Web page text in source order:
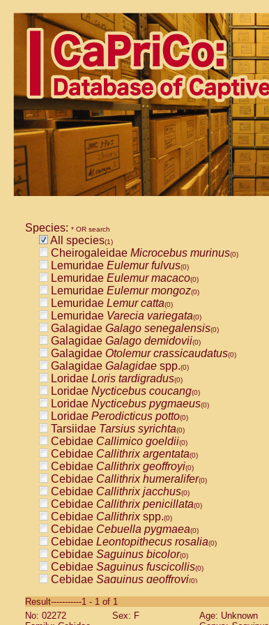
Species: * OR search
All species(1)
Cheirogaleidae Microcebus murinus(0)
Lemuridae Eulemur fulvus(0)
Lemuridae Eulemur macaco(0)
Lemuridae Eulemur mongoz(0)
Lemuridae Lemur catta(0)
Lemuridae Varecia variegata(0)
Galagidae Galago senegalensis(0)
Galagidae Galago demidovii(0)
Galagidae Otolemur crassicaudatus(0)
Galagidae Galagidae spp.(0)
Loridae Loris tardigradus(0)
Loridae Nycticebus coucang(0)
Loridae Nycticebus pygmaeus(0)
Loridae Perodicticus potto(0)
Tarsiidae Tarsius syrichta(0)
Cebidae Callimico goeldii(0)
Cebidae Callithrix argentata(0)
Cebidae Callithrix geoffroyi(0)
Cebidae Callithrix humeralifer(0)
Cebidae Callithrix jacchus(0)
Cebidae Callithrix penicillata(0)
Cebidae Callithrixspp.(0)
Cebidae Cebuella pygmaea(0)
Cebidae Leontopithecus rosalia(0)
Cebidae Saguinus bicolor(0)
Cebidae Saguinus fuscicollis(0)
Cebidae Saguinus geoffroyi(0)
CebidaeSaguinus labiatus(0)
Cebidae Saguinus leucopus (0)
Result-----------1 - 1 of 1
No: 02272
Sex: F
Age: Unknown